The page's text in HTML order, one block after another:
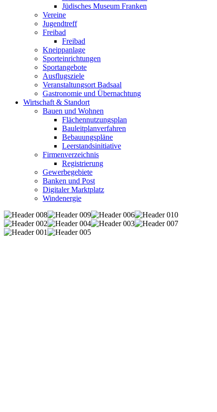
Jüdisches Museum Franken
Vereine
Jugendtreff
Freibad
Freibad
Kneippanlage
Sporteinrichtungen
Sportangebote
Ausflugsziele
Veranstaltungsort Badsaal
Gastronomie und Übernachtung
Wirtschaft & Standort
Bauen und Wohnen
Flächennutzungsplan
Bauleitplanverfahren
Bebauungspläne
Leerstandsinitiative
Firmenverzeichnis
Registrierung
Gewerbegebiete
Banken und Post
Digitaler Marktplatz
Windenergie